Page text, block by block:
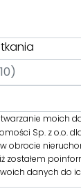
moich
Sp. z o.o.
obrocie
zostałem
danych do